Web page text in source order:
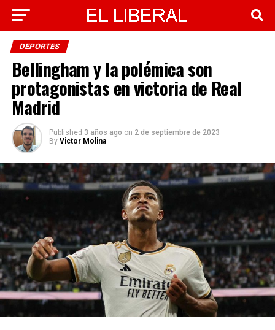
DEPORTES
Bellingham y la polémica son
protagonistas en victoria de Real
Madrid
Published 3 años ago on 2 de septiembre de 2023
By Victor Molina